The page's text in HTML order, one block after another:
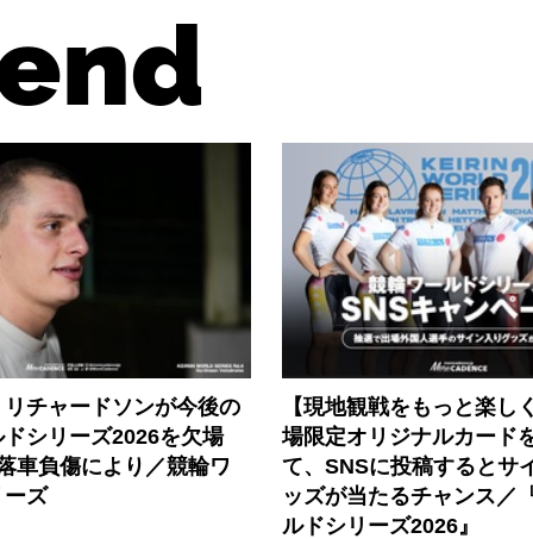
チャードソンが今後の
シリーズ2026を欠場
車負傷により／競輪ワ
ーズ
【現地観戦をもっと楽し
場限定オリジナルカード
て、SNSに投稿するとサ
ッズが当たるチャンス／
ルドシリーズ2026』